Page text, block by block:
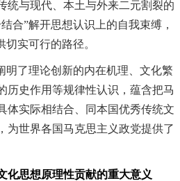
统与现代、本土与外来二元割裂的
合”解开思想认识上的自我束缚，
切实可行的路径。
了理论创新的内在机理、文化繁
历史作用等规律性认识，蕴含把马
体实际相结合、同本国优秀传统文
为世界各国马克思主义政党提供了
思想原理性贡献的重大意义